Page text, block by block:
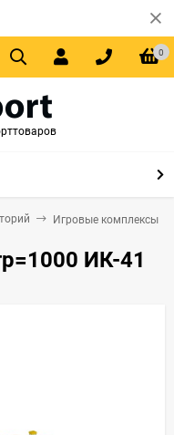
0
Игровые комплексы
ИК-41